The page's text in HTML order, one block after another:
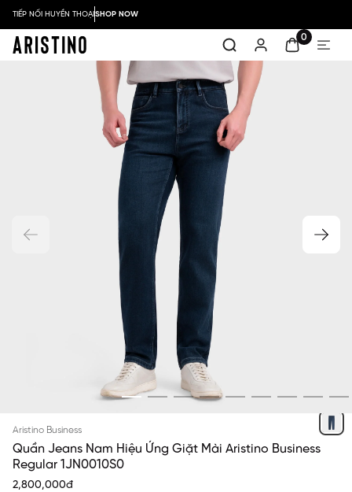
TIẾP NỐI HUYỀN THOẠISHOP NOW
0
Aristino Business
Quần Jeans Nam Hiệu Ứng Giặt Mài Aristino Business
Regular 1JN0010S0
2,800,000đ